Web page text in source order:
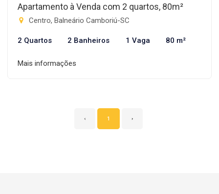
Apartamento à Venda com 2 quartos, 80m²
Centro, Balneário Camboriú-SC
2 Quartos 2 Banheiros 1 Vaga 80 m²
Mais informações
‹ 1 ›